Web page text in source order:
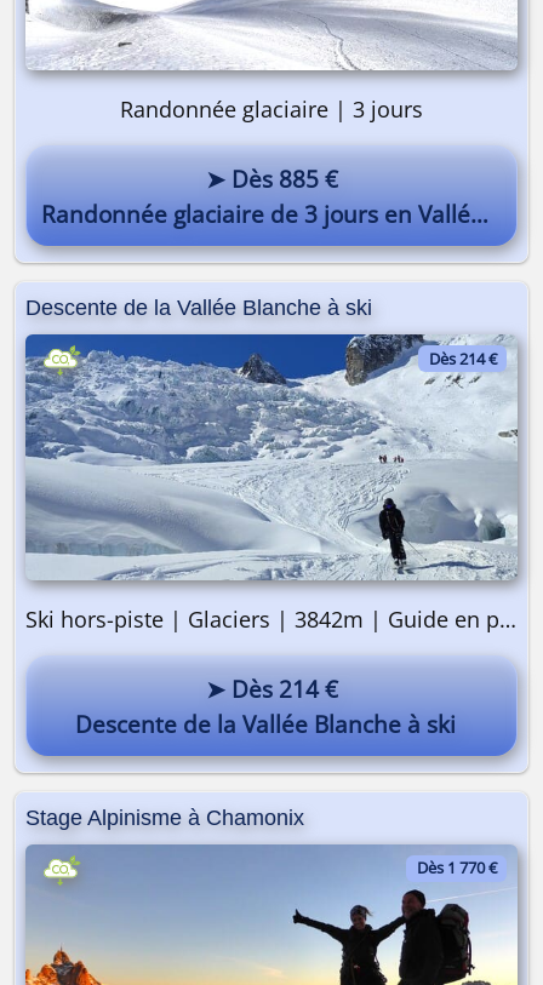
Randonnée glaciaire | 3 jours
➤ Dès 885 €
Randonnée glaciaire de 3 jours en Vallée Blanche
Descente de la Vallée Blanche à ski
Dès 214 €
Ski hors-piste | Glaciers | 3842m | Guide en privé
➤ Dès 214 €
Descente de la Vallée Blanche à ski
Stage Alpinisme à Chamonix
Dès 1 770 €